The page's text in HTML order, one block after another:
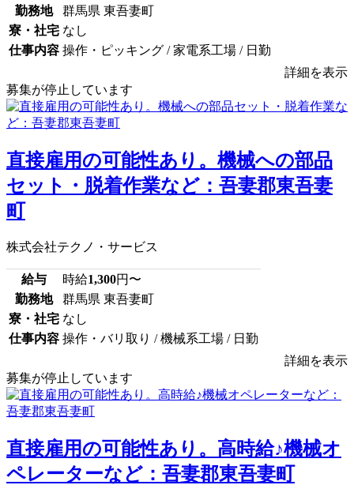
勤務地
群馬県 東吾妻町
寮・社宅 なし
仕事内容 操作・ピッキング / 家電系工場 / 日勤
詳細を表示
募集が停止しています
直接雇用の可能性あり。機械への部品
セット・脱着作業など：吾妻郡東吾妻
町
株式会社テクノ・サービス
給与 時給1,300円〜
勤務地
群馬県 東吾妻町
寮・社宅 なし
仕事内容 操作・バリ取り / 機械系工場 / 日勤
詳細を表示
募集が停止しています
直接雇用の可能性あり。高時給♪機械オ
ペレーターなど：吾妻郡東吾妻町